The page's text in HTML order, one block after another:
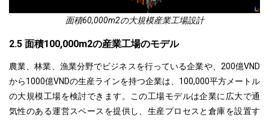
面積60,000m2の大規模産業工場設計
2.5 面積100,000m2の産業工場のモデル
農業、林業、漁業分野でビジネスを行っている企業や、200億VND
から1000億VNDの生産ラインを持つ企業は、100,000平方メートル
の大規模工場を検討できます。この工場モデルは企業に広大で通
気性のある運営スペースを提供し、生産プロセスと倉庫を設置す